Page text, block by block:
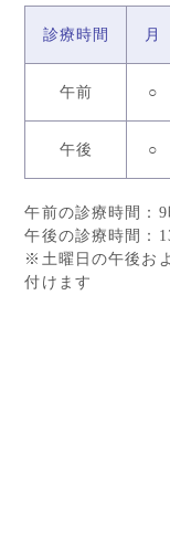
診療時間 月
午前 ○
午後 ○
午前の診療時間：
午後の診療時間：
※土曜日の午後お
付けます